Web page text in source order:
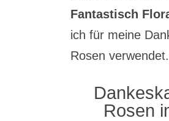
Fantastisch
ich für meine
Rosen verwendet.
Rosen